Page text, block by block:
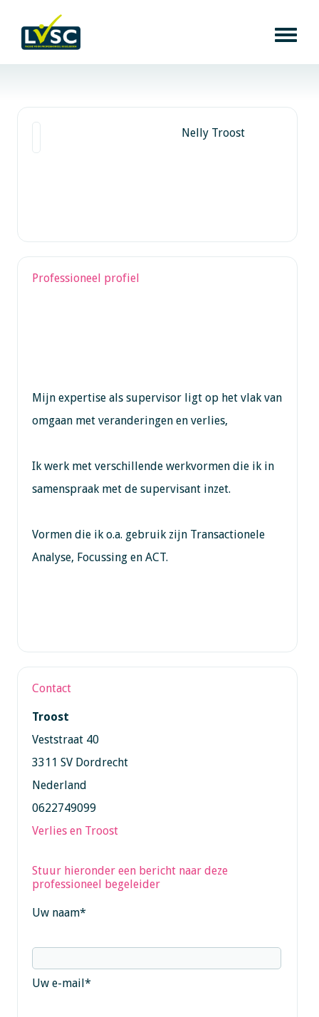
Nelly Troost
Professioneel profiel
Mijn expertise als supervisor ligt op het vlak van
omgaan met veranderingen en verlies,
Ik werk met verschillende werkvormen die ik in
samenspraak met de supervisant inzet.
Vormen die ik o.a. gebruik zijn Transactionele
Analyse, Focussing en ACT.
Contact
Troost
Veststraat 40
3311 SV Dordrecht
Nederland
0622749099
Verlies en Troost
Stuur hieronder een bericht naar deze
professioneel begeleider
Uw naam*
Uw e-mail*